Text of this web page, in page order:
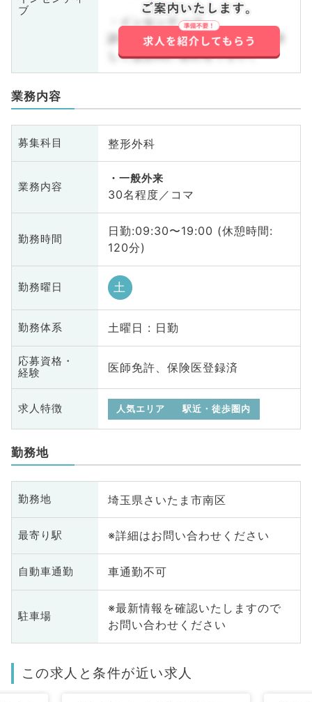
ブ
・インセンティブ
詳しくはお問い合わせ下さい。詳
しくはお問い合わせ下さい。
業務内容
募集科目 整形外科
業務内容
一般外来
30名程度／コマ
勤務時間
日勤:09:30〜19:00 (休憩時間:
120分)
勤務曜日 土
勤務体系 土曜日 : 日勤
応募資格・
経験
医師免許、保険医登録済
求人特徴 人気エリア 駅近・徒歩圏内
勤務地
勤務地 埼玉県さいたま市南区
最寄り駅 ※詳細はお問い合わせください
自動車通勤 車通勤不可
駐車場
※最新情報を確認いたしますので
お問い合わせください
この求人と条件が近い求人